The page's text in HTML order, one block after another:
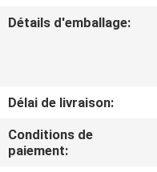
CONTRÔLE
CONTACTEZ-
NOUS
Détails d'emballage:
Délai de livraison:
Conditions de
paiement: